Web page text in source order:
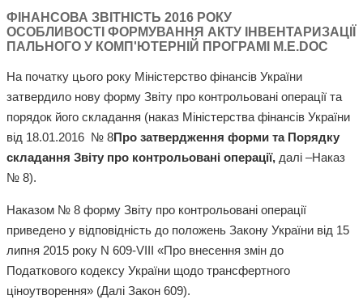
ФІНАНСОВА ЗВІТНІСТЬ 2016 РОКУ
ОСОБЛИВОСТІ ФОРМУВАННЯ АКТУ ІНВЕНТАРИЗАЦІЇ
ПАЛЬНОГО У КОМП'ЮТЕРНІЙ ПРОГРАМІ M.E.DOC
На початку цього року Міністерство фінансів України
затвердило нову форму Звіту про контрольовані операції та
порядок його складання (наказ Міністерства фінансів України
від 18.01.2016 № 8Про затвердження форми та Порядку
складання Звіту про контрольовані операції, далі –Наказ
№ 8).
Наказом № 8 форму Звіту про контрольовані операції
приведено у відповідність до положень Закону України від 15
липня 2015 року N 609-VIII «Про внесення змін до
Податкового кодексу України щодо трансфертного
ціноутворення» (Далі Закон 609).